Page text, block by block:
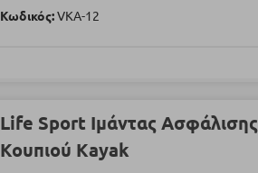
Κωδικός:VKA-12
Life Sport Ιμάντας Ασφάλισης
Κουπιού Kayak